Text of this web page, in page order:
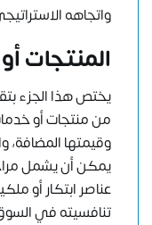
واتجاهه
المنتجات
يختص هذا الجزء
من منتجات أو
وقيمتها المضافة،
يمكن أن يشمل
عناصر ابتكار أو
تنافسيته في